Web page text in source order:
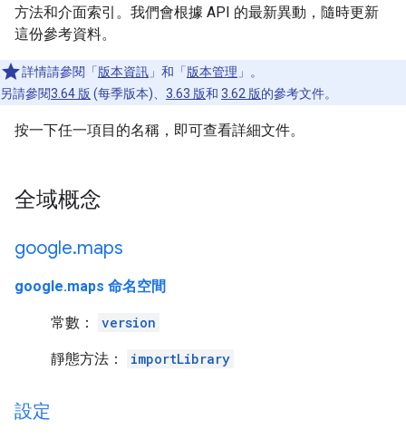
方法和介面索引。我們會根據 API 的最新異動，隨時更新
這份參考資料。
詳情請參閱「 版本資訊 」和「 版本管理 」。
另請參閱3.64 版 (每季版本)、 3.63 版和 3.62 版的參考文件。
按一下任一項目的名稱，即可查看詳細文件。
全域概念
google.maps
google.maps 命名空間
常數： version
靜態方法： importLibrary
設定